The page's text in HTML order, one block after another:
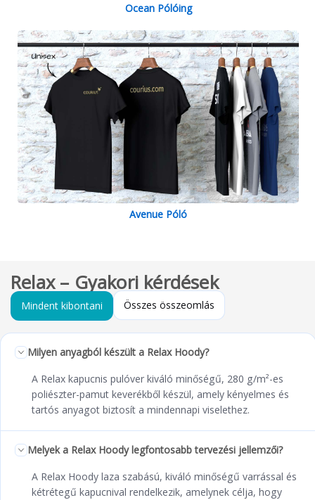
Ocean Pólóing
Avenue Póló
Relax – Gyakori kérdések
Mindent kibontani Összes összeomlás
Milyen anyagból készült a Relax Hoody?
A Relax kapucnis pulóver kiváló minőségű, 280 g/m²-es
poliészter-pamut keverékből készül, amely kényelmes és
tartós anyagot biztosít a mindennapi viselethez.
Melyek a Relax Hoody legfontosabb tervezési jellemzői?
A Relax Hoody laza szabású, kiváló minőségű varrással és
kétrétegű kapucnival rendelkezik, amelynek célja, hogy